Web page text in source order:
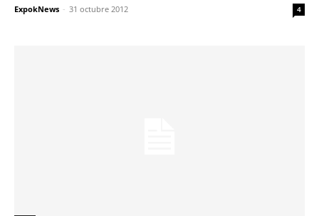
ExpokNews - 31 octubre 2012 4